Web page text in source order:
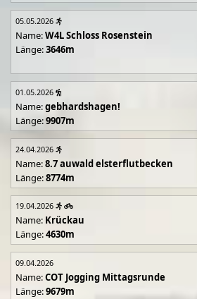
05.05.2026
Name:W4L Schloss Rosenstein
Länge:3646m
01.05.2026
Name:gebhardshagen!
Länge:9907m
24.04.2026
Name:8.7 auwald elsterflutbecken
Länge:8774m
19.04.2026
Name: Krückau
Länge:4630m
09.04.2026
Name:COT Jogging Mittagsrunde
Länge:9679m